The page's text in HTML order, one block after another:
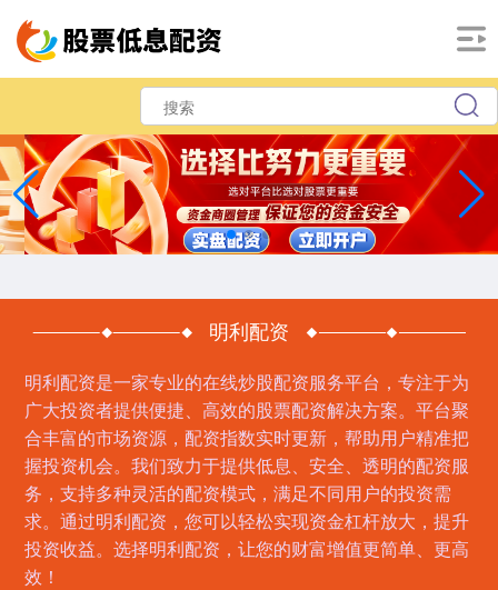
明利配资
明利配资是一家专业的在线炒股配资服务平台，专注于为
广大投资者提供便捷、高效的股票配资解决方案。平台聚
合丰富的市场资源，配资指数实时更新，帮助用户精准把
握投资机会。我们致力于提供低息、安全、透明的配资服
务，支持多种灵活的配资模式，满足不同用户的投资需
求。通过明利配资，您可以轻松实现资金杠杆放大，提升
投资收益。选择明利配资，让您的财富增值更简单、更高
效！